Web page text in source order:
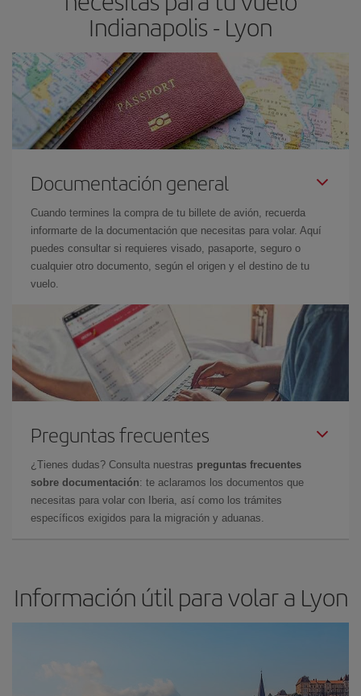
Indianapolis - Lyon
Documentación general
Cuando termines la compra de tu billete de avión, recuerda
informarte de la documentación que necesitas para volar. Aquí
puedes consultar si requieres visado, pasaporte, seguro o
cualquier otro documento, según el origen y el destino de tu
vuelo.
Preguntas frecuentes
¿Tienes dudas? Consulta nuestras preguntas frecuentes
sobre documentación: te aclaramos los documentos que
necesitas para volar con Iberia, así como los trámites
específicos exigidos para la migración y aduanas.
Información útil para volar a Lyon